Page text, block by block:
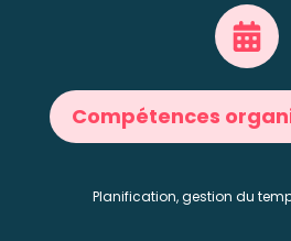
Compétences
Planification, gestion du